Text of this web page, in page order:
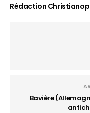
Rédaction
Bavière